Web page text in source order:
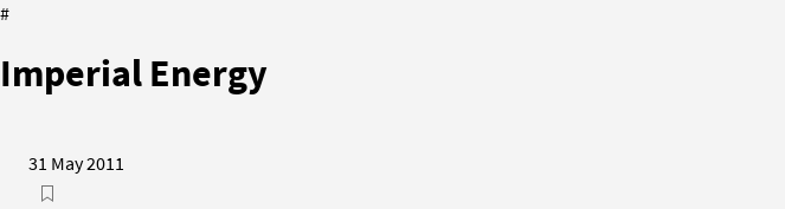
#
Imperial Energy
31 May 2011